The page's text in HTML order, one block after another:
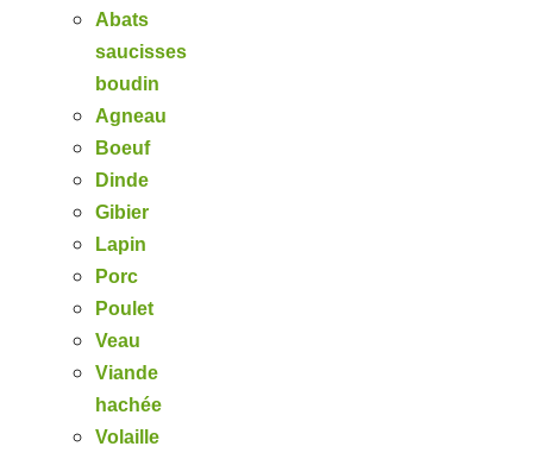
Abats
saucisses
boudin
Agneau
Boeuf
Dinde
Gibier
Lapin
Porc
Poulet
Veau
Viande
hachée
Volaille